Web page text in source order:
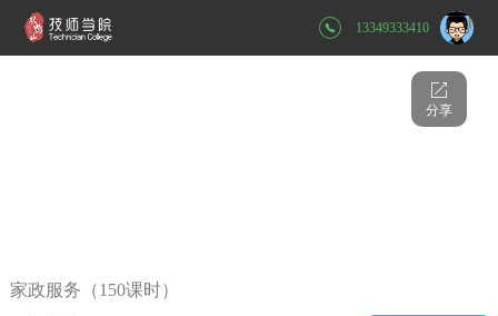
13349333410
分享
家政服务（150课时）